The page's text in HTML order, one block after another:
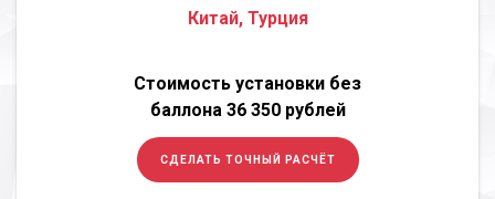
Китай, Турция
Стоимость установки без
баллона 36 350 рублей
СДЕЛАТЬ ТОЧНЫЙ РАСЧЁТ